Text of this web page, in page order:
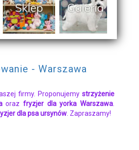
- Warszawa
firmy. Proponujemy strzyżenie
orazfryzjer dla yorka Warszawa
dla psa ursynów . Zapraszamy!